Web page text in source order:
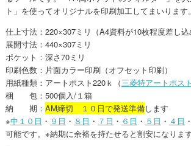
ト」を使ってオリジナルを印刷加工してまいります。
仕上寸法：220×307ミリ（A4資料が10枚程度差し込
展開寸法：440×307ミリ
ポケット：深さ70ミリ
印刷色数：片面カラー印刷（オフセット印刷）
用紙種類：アートポスト220ｋ（三菱特アートポス
梱 包：500個入/１箱
納 期： AM締切 １０日で発送準備します
※中１０日 ・ ９日 ・ ８日 ・ ７日 ・ ６日 ・ ５日 ・ ４日 ・
可能です。※納期に余裕を持たせると割安になります